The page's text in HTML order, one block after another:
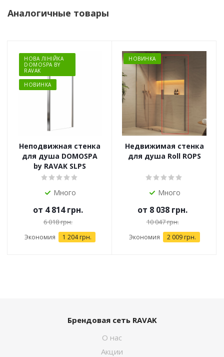
Аналогичные товары
НОВА ЛІНІЙКА
DOMOSPA BY
RAVAK
НОВИНКА
Неподвижная стенка
для душа DOMOSPA
by RAVAK SLPS
Много
от 4 814 грн.
6 018 грн.
Экономия 1 204 грн.
НОВИНКА
Недвижимая стенка
для душа Roll ROPS
Много
от 8 038 грн.
10 047 грн.
Экономия 2 009 грн.
Брендовая сеть RAVAK
О нас
Акции